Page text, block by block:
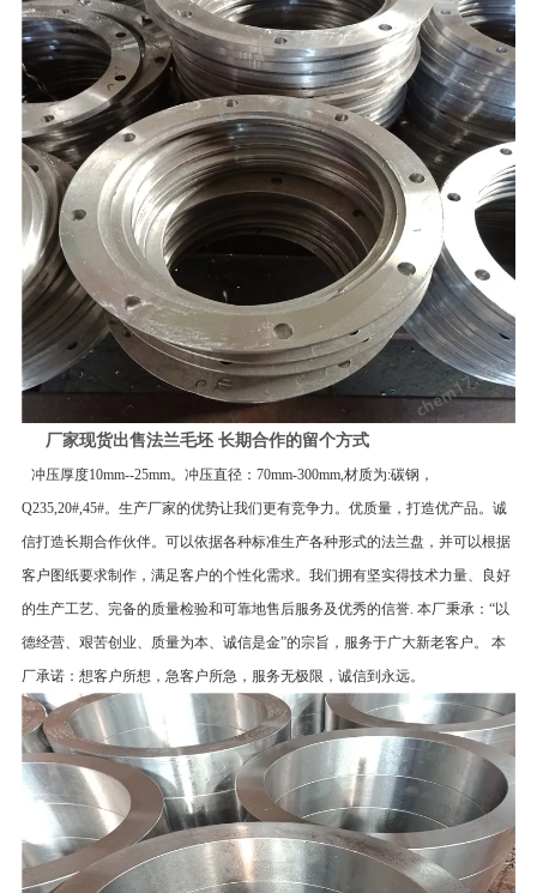
厂家现货出售法兰毛坯 长期合作的留个方式
冲压厚度10mm--25mm。冲压直径：70mm-300mm,材质为:碳钢，
Q235,20#,45#。生产厂家的优势让我们更有竞争力。优质量，打造优产品。诚
信打造长期合作伙伴。可以依据各种标准生产各种形式的法兰盘，并可以根据
客户图纸要求制作，满足客户的个性化需求。我们拥有坚实得技术力量、良好
的生产工艺、完备的质量检验和可靠地售后服务及优秀的信誉. 本厂秉承：“以
德经营、艰苦创业、质量为本、诚信是金”的宗旨，服务于广大新老客户。 本
厂承诺：想客户所想，急客户所急，服务无极限，诚信到永远。